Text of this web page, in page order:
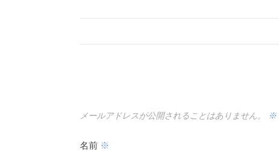
メールアドレスが公開されることはありません。 ※
名前 ※